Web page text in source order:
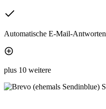
Automatische E-Mail-Antworten
plus 10 weitere